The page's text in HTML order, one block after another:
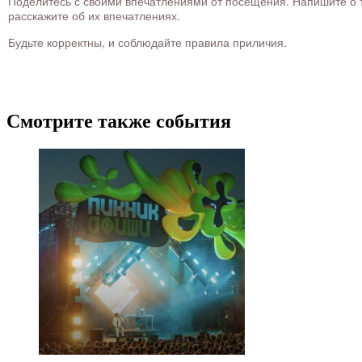
расскажите об их впечатлениях.
Будьте корректны, и соблюдайте правила приличия.
Смотрите также события